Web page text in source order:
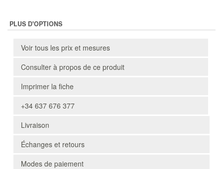
PLUS D'OPTIONS
Voir tous les prix et mesures
Consulter à propos de ce produit
Imprimer la fiche
+34 637 676 377
Livraison
Échanges et retours
Modes de paiement